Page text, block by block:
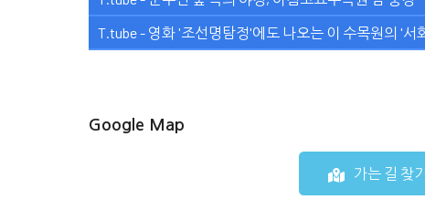
T.tube - 영화 '조선명탐정'에도 나오는 이 수목원의 '서
Google Map
가는 길 찾